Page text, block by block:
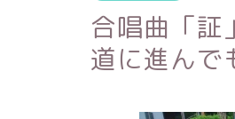
合唱曲「証
道に進んで